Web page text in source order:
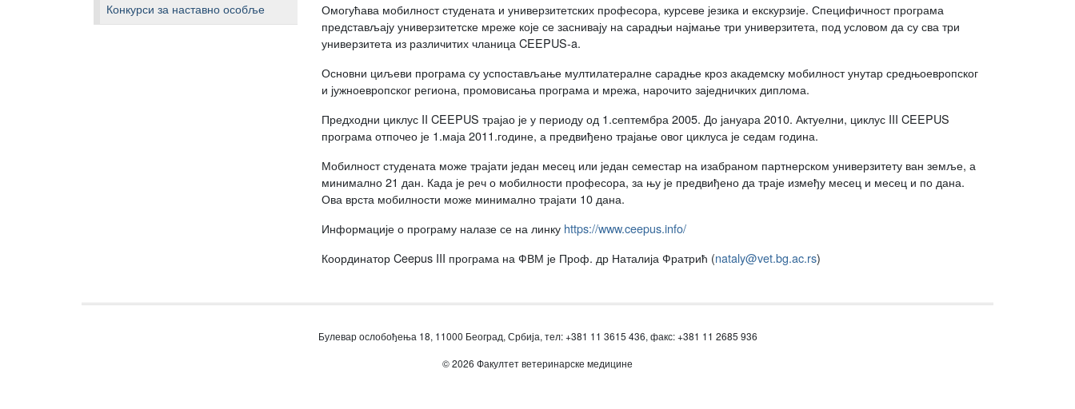
Конкурси за наставно особље
Омогућава мобилност студената и универзитетских професора, курсеве језика и екскурзије. Специфичност програма
представљају универзитетске мреже које се заснивају на сарадњи најмање три универзитета, под условом да су сва три
универзитета из различитих чланица CEEPUS-a.
Основни циљеви програма су успостављање мултилатералне сарадње кроз академску мобилност унутар средњоевропског
и јужноевропског региона, промовисања програма и мрежа, нарочито заједничких диплома.
Предходни циклус II CEEPUS трајао је у периоду од 1.септембра 2005. До јануара 2010. Актуелни, циклус III CEEPUS
програма отпочео је 1.маја 2011.године, а предвиђено трајање овог циклуса је седам година.
Мобилност студената може трајати један месец или један семестар на изабраном партнерском универзитету ван земље, а
минимално 21 дан. Када је реч о мобилности професора, за њу је предвиђено да траје између месец и месец и по дана.
Ова врста мобилности може минимално трајати 10 дана.
Информације о програму налазе се на линку https://www.ceepus.info/
Координатор Ceepus III програма на ФВМ је Проф. др Наталија Фратрић (nataly@vet.bg.ac.rs)
Булевар ослобођења 18, 11000 Београд, Србија, тел: +381 11 3615 436, факс: +381 11 2685 936
© 2026 Факултет ветеринарске медицине